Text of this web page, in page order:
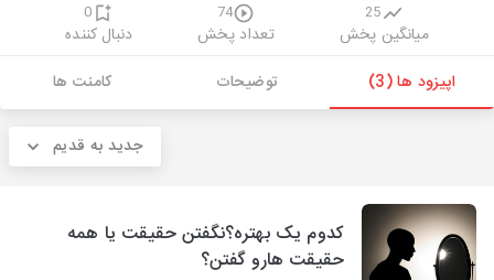
25
میانگین پخش
74
تعداد پخش
0
دنبال کننده
اپیزود ها (3)
توضیحات کامنت ها
جدید به قدیم
کدوم یک بهتره؟نگفتن حقیقت یا همه
حقیقت هارو گفتن؟